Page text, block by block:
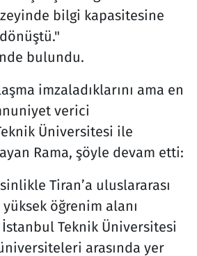
bilgi kapasitesine
bulundu.
imzaladıklarını ama en
verici
Üniversitesi ile
Rama, şöyle devam etti:
Tiran’a uluslararası
öğrenim alanı
Teknik Üniversitesi
arasında yer